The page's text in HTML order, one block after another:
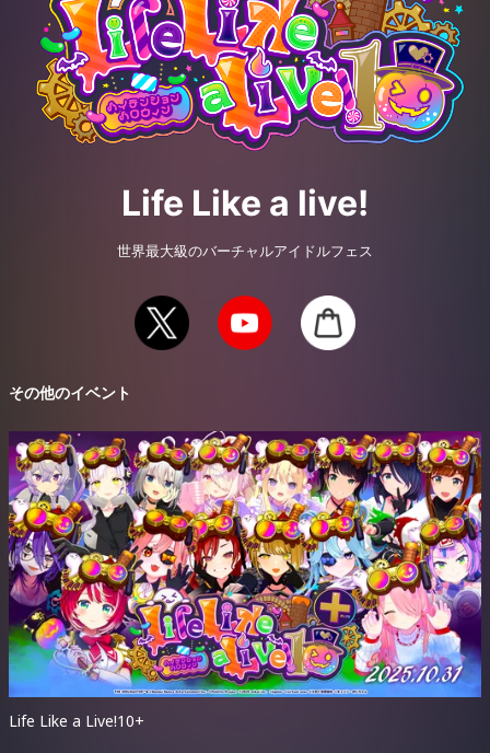
Project(江波キョウカ / 鬼多見アユム / 七海ロナ / 藤宮コトハ)、Varium -ぶ
いありうむっ！-(セレナーデ・オックスブラッド / 綿宮あひる)、ぶいぱい
（鬼頭みさき / 紅蓮罰まる）、mikai(天川はの)、ミリプロ(甘狼このみ)、
Re:AcT(九楽ライ / 月紫アリア)はエンディングライブのみの出演となりま
す。
＜アーカイブ配信期間＞
＜オンライン配信チケット＞
2025年9月15日(月・祝)19:00-2025年11
▼種類
※各チケットご購入時にシステム利用料（440円）が発生します、予めご了
承ください。
※【ご注意】チケットは日本国外からはご購入出来ません。
※本イベントでは複数のチケットを販売しています。予め内容をご確認いた
だきご購入をご検討ください。また、ご購入後の払い戻し・変更はできませ
ん。
※出演者変更等に伴うチケットの払い戻しはございません。予めご了承いた
だき、ご購入をご検討ください。
Life Like a live!
世界最大級のバーチャルアイドルフェス
その他のイベント
Life Like a Live!10+